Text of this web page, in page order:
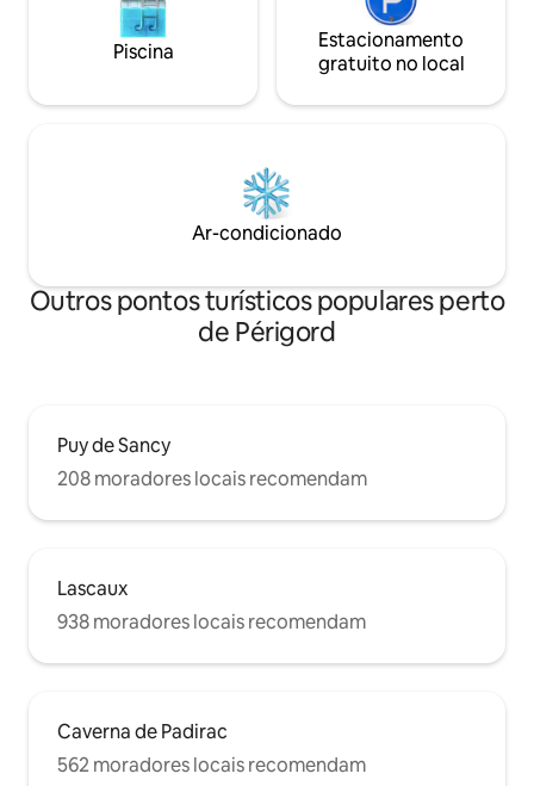
Piscina
Estacionamento
gratuito no local
Ar-condicionado
Outros pontos turísticos populares perto
de Périgord
Puy de Sancy
208 moradores locais recomendam
Lascaux
938 moradores locais recomendam
Caverna de Padirac
562 moradores locais recomendam